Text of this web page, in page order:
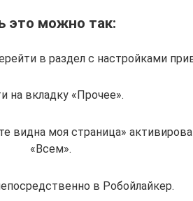
это можно так:
в раздел с настройками
на вкладку «Прочее».
видна моя страница»
«Всем».
в Робойлайкер.